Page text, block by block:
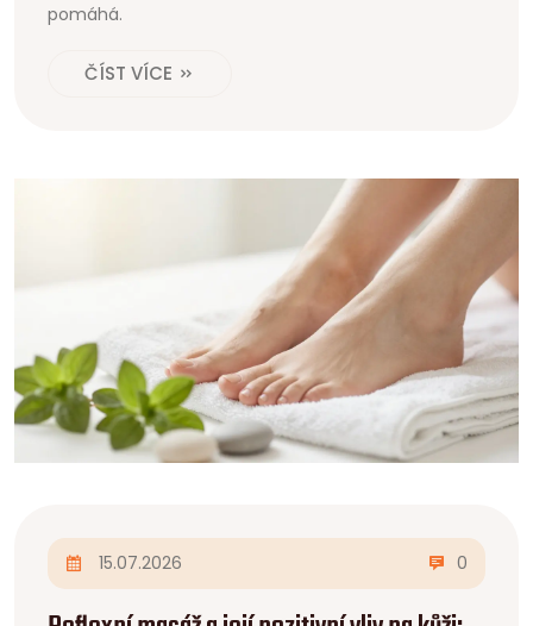
pomáhá.
ČÍST VÍCE
15.07.2026 0